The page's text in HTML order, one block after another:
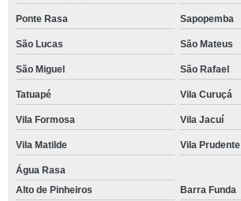
Ponte Rasa Sapopemba
São Lucas São Mateus
São Miguel São Rafael
Tatuapé Vila Curuçá
Vila Formosa Vila Jacuí
Vila Matilde Vila Prudente
Água Rasa
Alto de Pinheiros
Barra Funda